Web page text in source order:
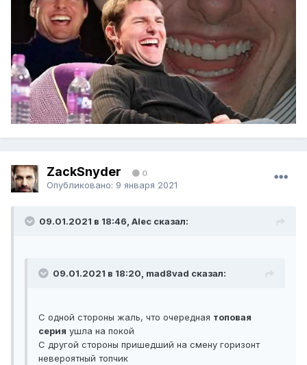
ZackSnyder 0
Опубликовано: 9 января 2021
09.01.2021 в 18:46, Alec сказал:
09.01.2021 в 18:20, mad8vad сказал:
С одной стороны жаль, что очередная топовая
серия ушла на покой
С другой стороны пришедший на смену горизонт
невероятный топчик